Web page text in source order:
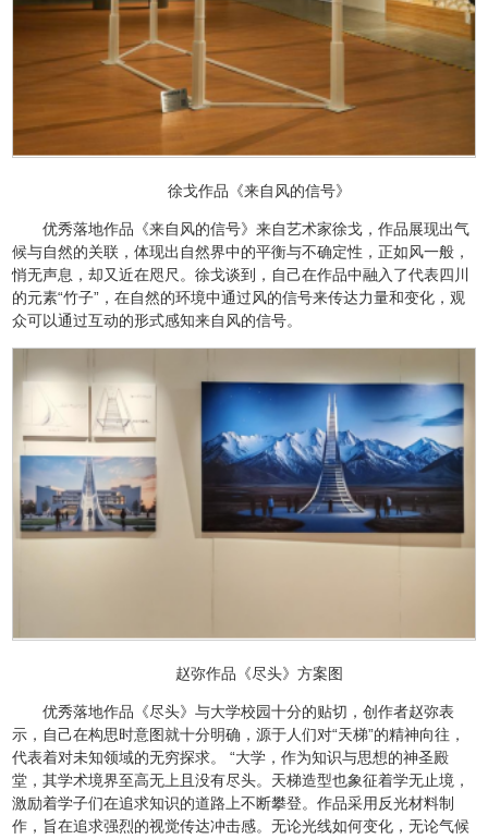
徐戈作品《来自风的信号》
优秀落地作品《来自风的信号》来自艺术家徐戈，作品展现出气
候与自然的关联，体现出自然界中的平衡与不确定性，正如风一般，
悄无声息，却又近在咫尺。徐戈谈到，自己在作品中融入了代表四川
的元素“竹子”，在自然的环境中通过风的信号来传达力量和变化，观
众可以通过互动的形式感知来自风的信号。
赵弥作品《尽头》方案图
优秀落地作品《尽头》与大学校园十分的贴切，创作者赵弥表
示，自己在构思时意图就十分明确，源于人们对“天梯”的精神向往，
代表着对未知领域的无穷探求。 “大学，作为知识与思想的神圣殿
堂，其学术境界至高无上且没有尽头。天梯造型也象征着学无止境，
激励着学子们在追求知识的道路上不断攀登。作品采用反光材料制
作，旨在追求强烈的视觉传达冲击感。无论光线如何变化，无论气候